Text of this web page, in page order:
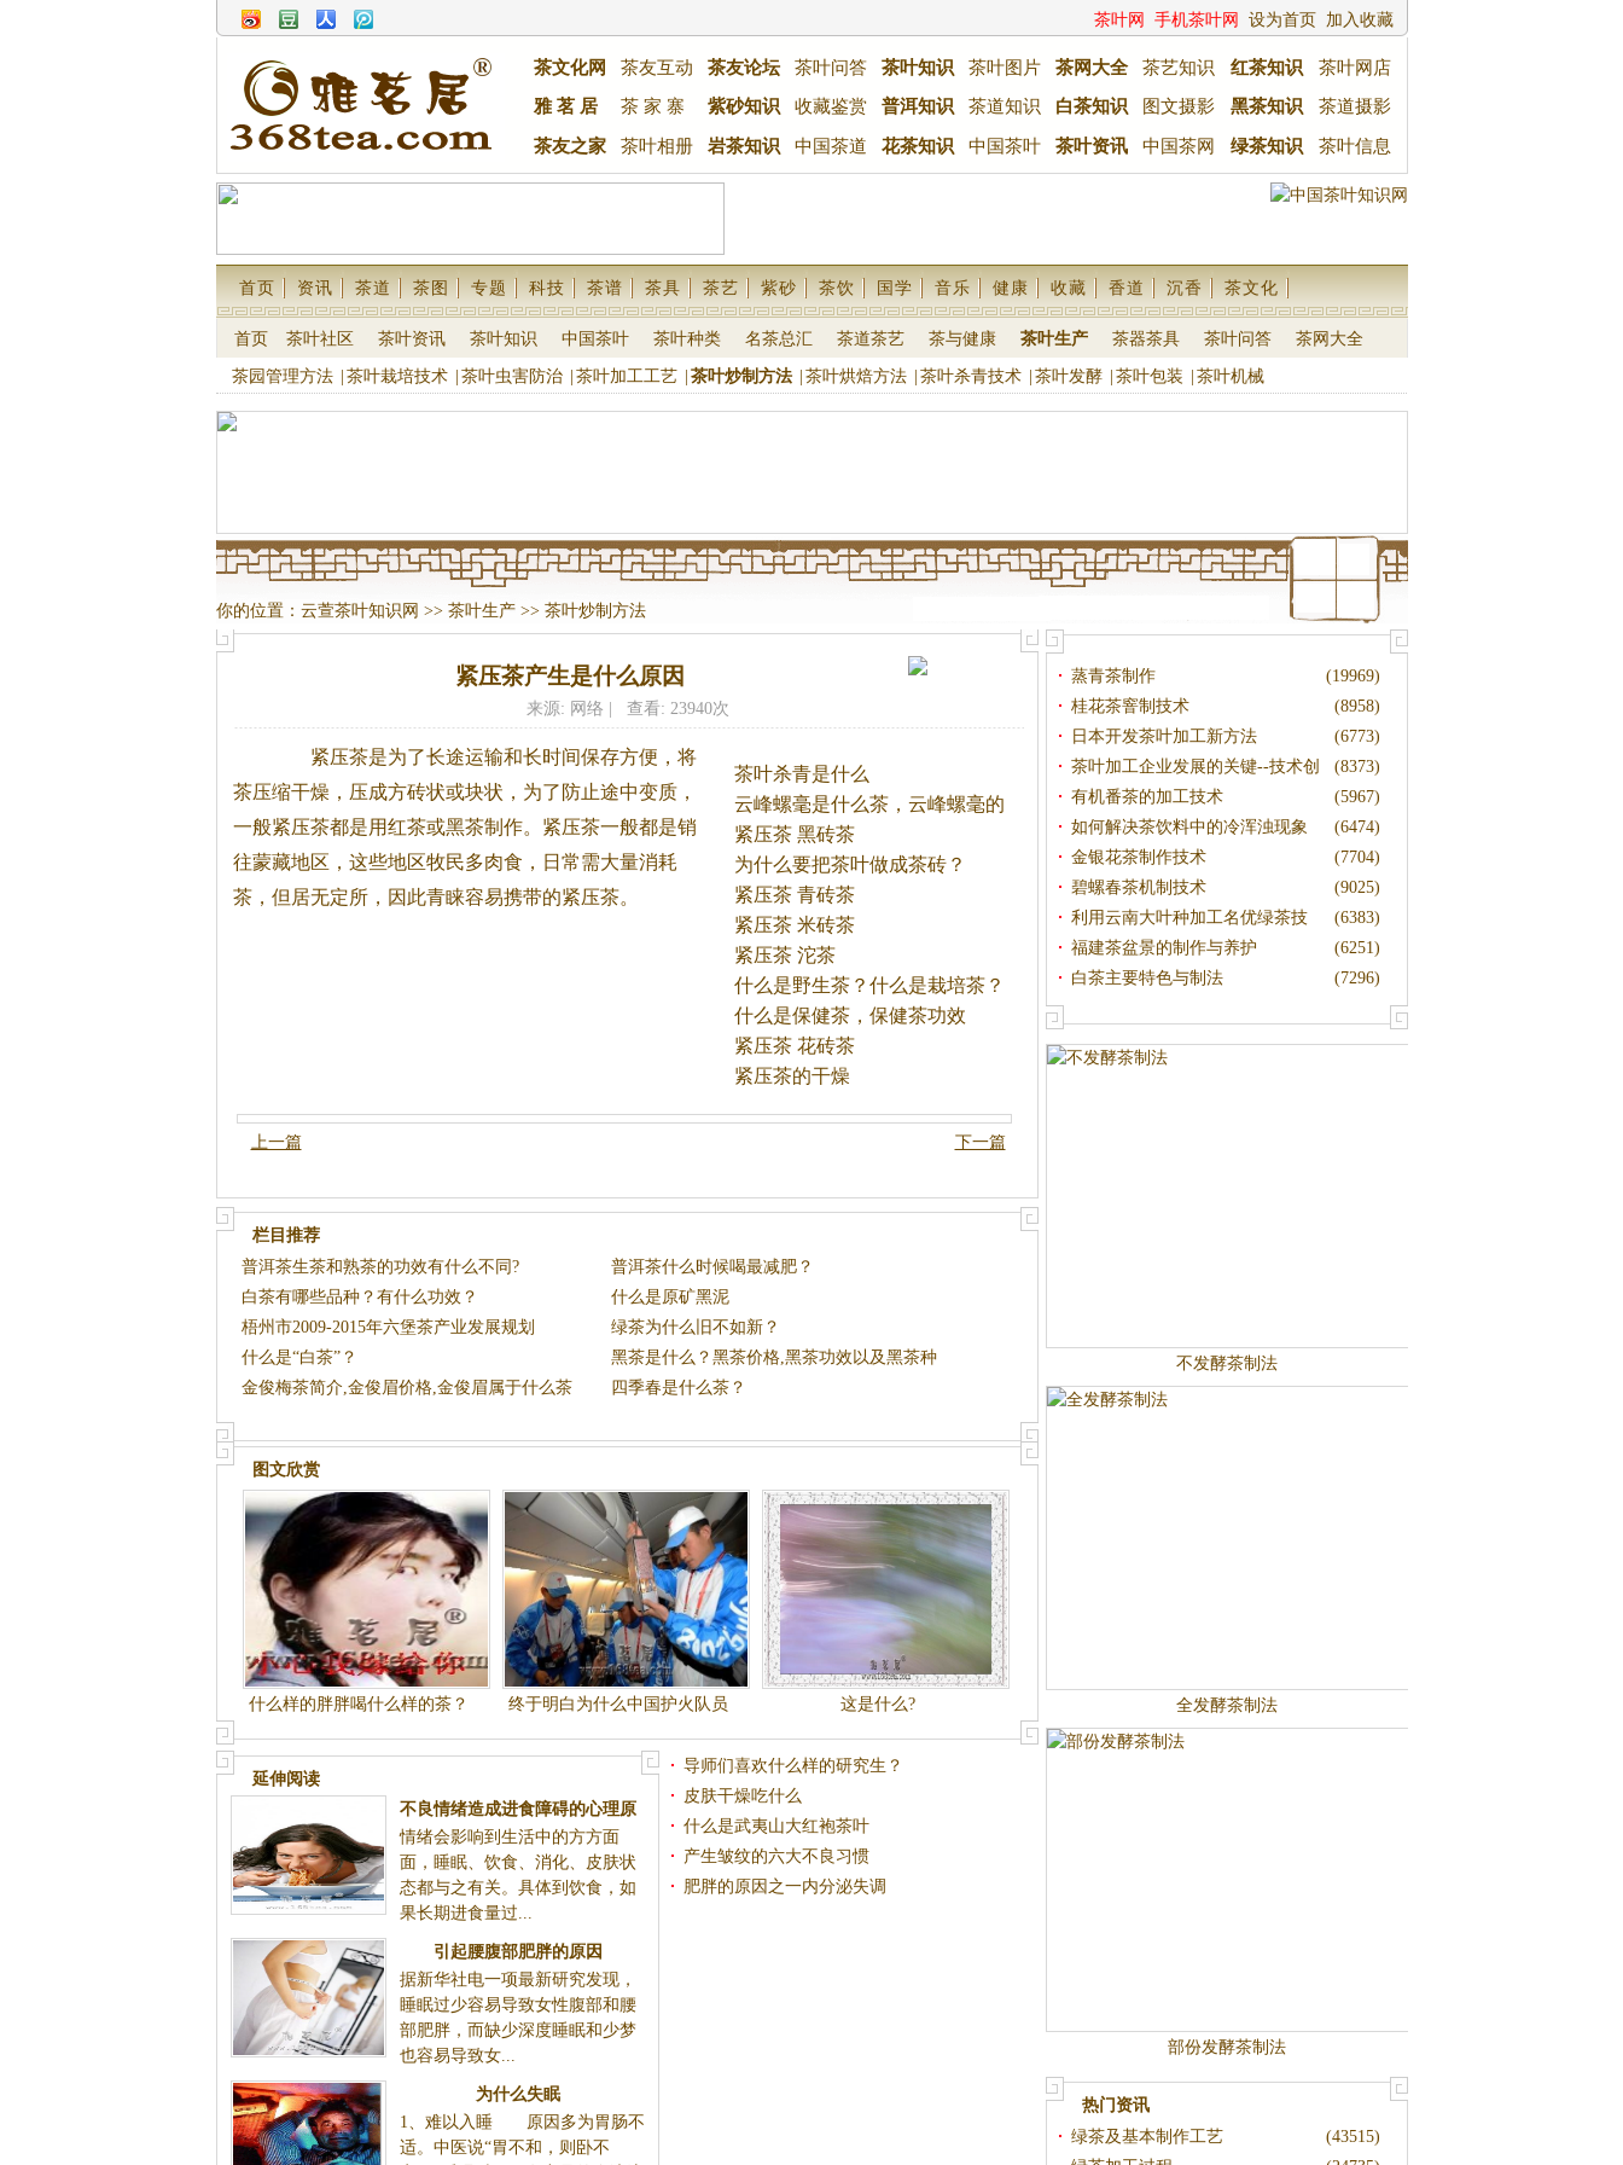
茶叶网 手机茶叶网 设为首页 加入收藏
茶文化网 茶友互动 茶友论坛 茶叶问答 茶叶知识 茶叶图片 茶网大全 茶艺知识 红茶知识
茶叶网店
雅 茗 居
茶 家 寨 紫砂知识 收藏鉴赏 普洱知识 茶道知识 白茶知识 图文摄影 黑茶知识 茶道摄影
茶友之家 茶叶相册 岩茶知识 中国茶道 花茶知识 中国茶叶 茶叶资讯 中国茶网 绿茶知识 茶叶信息
首页 资讯 茶道 茶图 专题 科技 茶谱 茶具 茶艺 紫砂 茶饮 国学 音乐 健康 收藏 香道 沉香 茶文化
首页 茶叶社区 茶叶资讯 茶叶知识 中国茶叶 茶叶种类 名茶总汇 茶道茶艺 茶与健康 茶叶生产 茶器茶具 茶叶问答 茶网大全
茶园管理方法 茶叶栽培技术 茶叶虫害防治 茶叶加工工艺 茶叶炒制方法 茶叶烘焙方法 茶叶杀青技术 茶叶发酵 茶叶包装 茶叶机械
你的位置： 云萱茶叶知识网 >> 茶叶生产>> 茶叶炒制方法
紧压茶产生是什么原因
来源: 网络 | 查看: 23940次
茶叶杀青是什么
云峰螺毫是什么茶，云峰螺毫的
采
紧压茶 黑砖茶
为什么要把茶叶做成茶砖？
紧压茶 青砖茶
紧压茶 米砖茶
紧压茶 沱茶
什么是野生茶？什么是栽培茶？
什么是保健茶，保健茶功效
紧压茶 花砖茶
紧压茶的干燥
紧压茶是为了长途运输和长时间保存方便，将
茶压缩干燥，压成方砖状或块状，为了防止途中变质，
一般紧压茶都是用红茶或黑茶制作。 紧压茶一般都是销
往蒙藏地区，这些地区牧民多肉食，日常需大量消耗
茶，但居无定所，因此青睐容易携带的紧压茶。
上一篇 下一篇
栏目推荐
普洱茶生茶和熟茶的功效有什么不同?
普洱茶什么时候喝最减肥？
白茶有哪些品种？有什么功效？
什么是原矿黑泥
梧州市2009-2015年六堡茶产业发展规划
绿茶为什么旧不如新？
什么是“白茶”？
黑茶是什么？黑茶价格,黑茶功效以及黑茶种
类之
金俊梅茶简介,金俊眉价格,金俊眉属于什么茶 四季春是什么茶？
图文欣赏
什么样的胖胖喝什么样的茶？
终于明白为什么中国护火队员
会在巴黎市熄灭（转载）
这是什么?
延伸阅读
不良情绪造成进食障碍的心理原
因
情绪会影响到生活中的方方面
面，睡眠、饮食、消化、皮肤状
态都与之有关。具体到饮食，如
果长期进食量过...
引起腰腹部肥胖的原因
据新华社电一项最新研究发现，
睡眠过少容易导致女性腹部和腰
部肥胖，而缺少深度睡眠和少梦
也容易导致女...
为什么失眠
1、难以入睡 原因多为胃肠不
适。中医说“胃不和，则卧不
导师们喜欢什么样的研究生？
皮肤干燥吃什么
什么是武夷山大红袍茶叶
产生皱纹的六大不良习惯
肥胖的原因之一内分泌失调
(19969)
蒸青茶制作
(8958)
桂花茶窨制技术
(6773)
日本开发茶叶加工新方法
(8373)
茶叶加工企业发展的关键--技术创
新
(5967)
有机番茶的加工技术
(6474)
如何解决茶饮料中的冷浑浊现象
(7704)
金银花茶制作技术
(9025)
碧螺春茶机制技术
(6383)
利用云南大叶种加工名优绿茶技
术
(6251)
福建茶盆景的制作与养护
(7296)
白茶主要特色与制法
不发酵茶制法
全发酵茶制法
部份发酵茶制法
热门资讯
(43515)
绿茶及基本制作工艺